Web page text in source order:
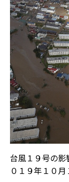
台風１９号の影
０１９年１０月